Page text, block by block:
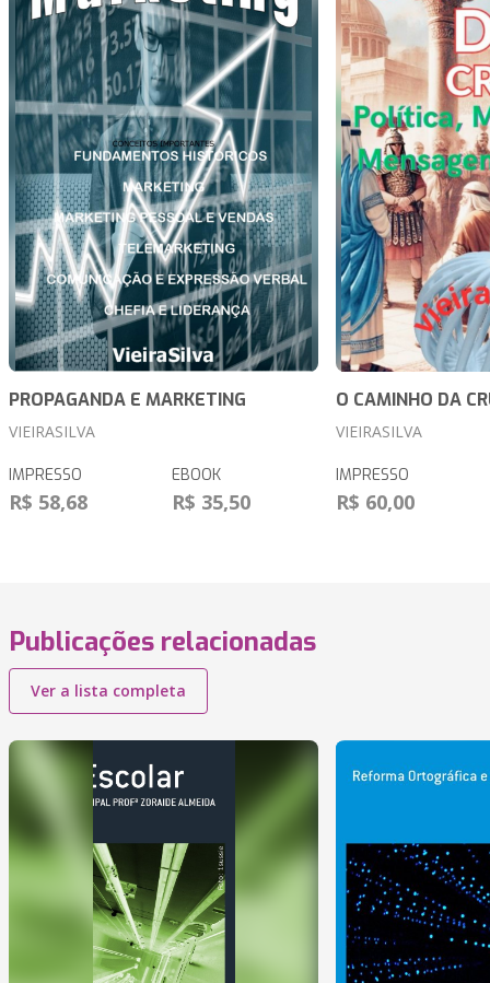
PROPAGANDA E MARKETING
VIEIRASILVA
IMPRESSO
R$ 58,68
EBOOK
R$ 35,50
O CAMINHO DA
VIEIRASILVA
IMPRESSO
R$ 60,00
Publicações relacionadas
Ver a lista completa